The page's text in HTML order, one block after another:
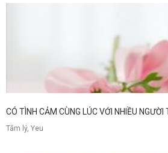
CÓ TÌNH CẢM CÙNG LÚC VỚI NHIỀU NGƯỜI
Tâm lý, Yeu